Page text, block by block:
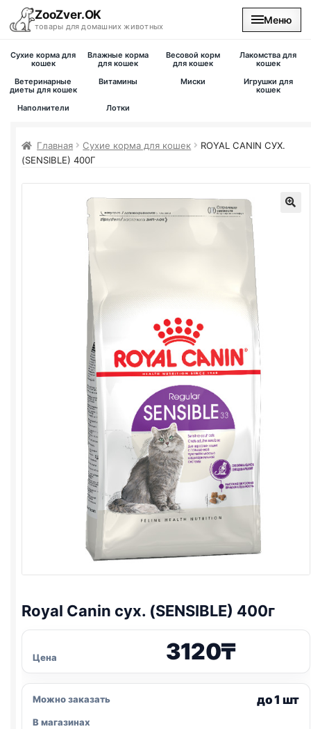
ZooZver.OK
товары для домашних животных
Меню
На главную
Сухие корма для
кошек
Влажные корма
для кошек
Весовой корм
для кошек
Лакомства для
кошек
Ветеринарные
диеты для кошек
Витамины Миски
Игрушки для
кошек
Наполнители
Лотки
Главная Сухие корма для кошек
ROYAL CANIN СУХ.
(SENSIBLE) 400Г
Royal Canin сух. (SENSIBLE) 400г
Цена 3120₸
Можно заказать до 1 шт
В магазинах